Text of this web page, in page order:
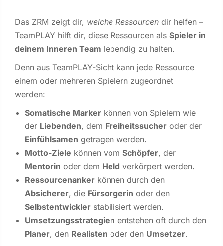
Das ZRM zeigt dir, welche Ressourcen dir helfen –
TeamPLAY hilft dir, diese Ressourcen als Spieler in
deinem Inneren Team lebendig zu halten.
Denn aus TeamPLAY-Sicht kann jede Ressource
einem oder mehreren Spielern zugeordnet
werden:
Somatische Marker können von Spielern wie
der Liebenden, dem Freiheitssucher oder der
Einfühlsamen getragen werden.
Motto-Ziele können vom Schöpfer, der
Mentorin oder dem Held verkörpert werden.
Ressourcenanker können durch den
Absicherer, die Fürsorgerin oder den
Selbstentwickler stabilisiert werden.
Umsetzungsstrategien entstehen oft durch den
Planer, den Realisten oder den Umsetzer.